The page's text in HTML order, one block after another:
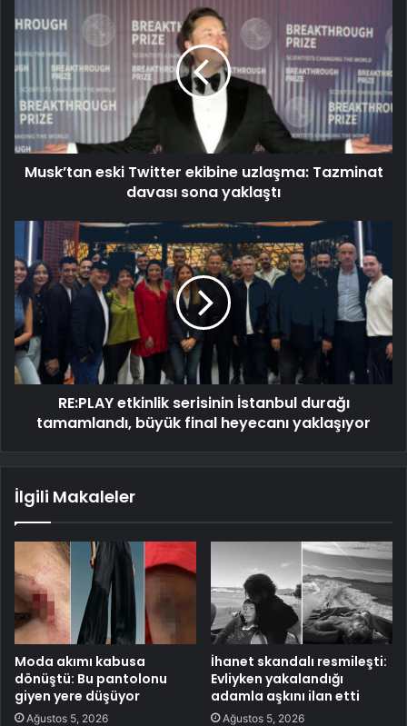
Musk’tan eski Twitter ekibine uzlaşma: Tazminat
davası sona yaklaştı
RE:PLAY etkinlik serisinin İstanbul durağı
tamamlandı, büyük final heyecanı yaklaşıyor
İlgili Makaleler
Moda akımı kabusa
dönüştü: Bu pantolonu
giyen yere düşüyor
Ağustos 5, 2026
İhanet skandalı resmileşti:
Evliyken yakalandığı
adamla aşkını ilan etti
Ağustos 5, 2026